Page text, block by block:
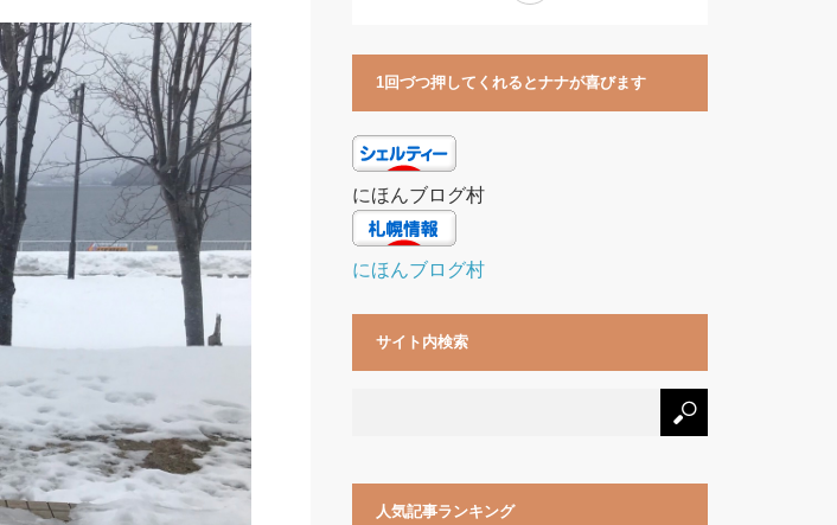
1回づつ押してくれるとナナが喜びます
にほんブログ村
にほんブログ村
サイト内検索
人気記事ランキング